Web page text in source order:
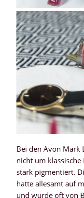
Bei den Avon Mark
nicht um
stark pigmentiert.
hatte allesamt auf
und wurde oft von